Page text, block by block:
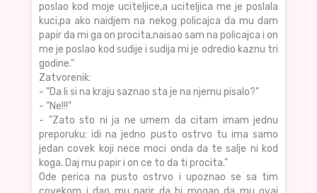
poslao kod moje uciteljice,a uciteljica me je poslala
kuci,pa ako naidjem na nekog policajca da mu dam
papir da mi ga on procita,naisao sam na policajca i on
me je poslao kod sudije i sudija mi je odredio kaznu tri
godine."
Zatvorenik:
- "Da li si na kraju saznao sta je na njemu pisalo?"
- "Ne!!!"
- "Zato sto ni ja ne umem da citam imam jednu
preporuku: idi na jedno pusto ostrvo tu ima samo
jedan covek koji nece moci onda da te salje ni kod
koga. Daj mu papir i on ce to da ti procita."
Ode perica na pusto ostrvo i upoznao se sa tim